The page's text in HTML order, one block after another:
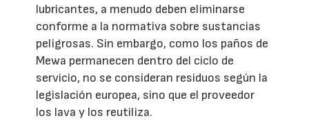
lubricantes, a menudo deben eliminarse
conforme a la normativa sobre sustancias
peligrosas. Sin embargo, como los paños de
Mewa permanecen dentro del ciclo de
servicio, no se consideran residuos según la
legislación europea, sino que el proveedor
los lava y los reutiliza.